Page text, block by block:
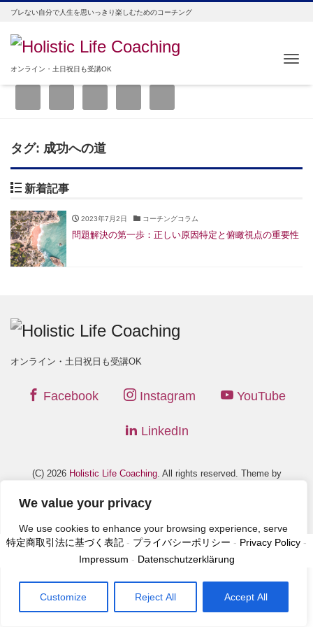
We value your privacy
We use cookies to enhance your browsing experience, serve
personalized ads or content, and analyze our traffic. By
clicking "Accept All", you consent to our use of cookies.
Customize Reject All Accept All
ブレない自分で人生を思いっきり楽しむためのコーチング
オンライン・土日祝日も受講OK
タグ: 成功への道
新着記事
2023年7月2日 コーチングコラム
問題解決の第一歩：正しい原因特定と俯瞰視点の重要性
オンライン・土日祝日も受講OK
Facebook Instagram YouTube
LinkedIn
(C) 2026 Holistic Life Coaching. All rights reserved. Theme by
特定商取引法に基づく表記 - プライバシーポリシー - Privacy Policy -
Impressum - Datenschutzerklärung